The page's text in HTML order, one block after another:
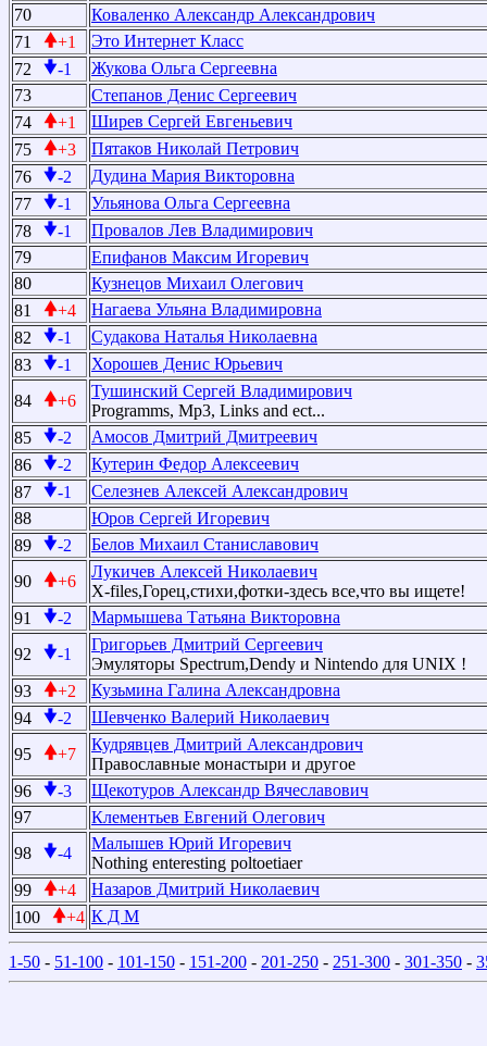
70
Коваленко Александр Александрович
71
+1
Это Интернет Класс
72
-1
Жукова Ольга Сергеевна
73
Степанов Денис Сергеевич
74
+1
Ширев Сергей Евгеньевич
75
+3
Пятаков Николай Петрович
76
-2
Дудина Мария Викторовна
77
-1
Ульянова Ольга Сергеевна
78
-1
Провалов Лев Владимирович
79
Епифанов Максим Игоревич
80
Кузнецов Михаил Олегович
81
+4
Нагаева Ульяна Владимировна
82
-1
Судакова Наталья Николаевна
83
-1
Хорошев Денис Юрьевич
84
+6
Тушинский Сергей Владимирович
Programms, Mp3, Links and ect...
85
-2
Амосов Дмитрий Дмитреевич
86
-2
Кутерин Федор Алексеевич
87
-1
Селезнев Алексей Александрович
88
Юров Сергей Игоревич
89
-2
Белов Михаил Станиславович
90
+6
Лукичев Алексей Николаевич
X-files,Горец,стихи,фотки-здесь все,что вы ищете!
91
-2
Мармышева Татьяна Викторовна
92
-1
Григорьев Дмитрий Сергеевич
Эмуляторы Spectrum,Dendy и Nintendo для UNIX !
93
+2
Кузьмина Галина Александровна
94
-2
Шевченко Валерий Николаевич
95
+7
Кудрявцев Дмитрий Александрович
Православные монастыри и другое
96
-3
Щекотуров Александр Вячеславович
97
Клементьев Евгений Олегович
98
-4
Малышев Юрий Игоревич
Nothing enteresting poltoetiaer
99
+4
Назаров Дмитрий Николаевич
100
+4 К Д М
1-50 - 51-100 - 101-150 - 151-200 - 201-250 - 251-300 - 301-350 -